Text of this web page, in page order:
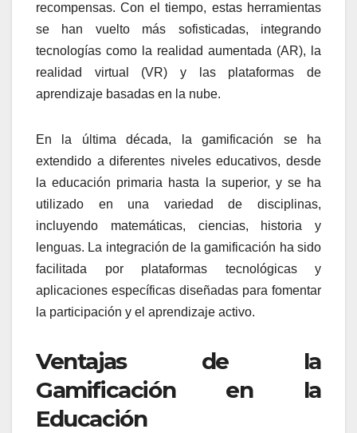
recompensas. Con el tiempo, estas herramientas
se han vuelto más sofisticadas, integrando
tecnologías como la realidad aumentada (AR), la
realidad virtual (VR) y las plataformas de
aprendizaje basadas en la nube.
En la última década, la gamificación se ha
extendido a diferentes niveles educativos, desde
la educación primaria hasta la superior, y se ha
utilizado en una variedad de disciplinas,
incluyendo matemáticas, ciencias, historia y
lenguas. La integración de la gamificación ha sido
facilitada por plataformas tecnológicas y
aplicaciones específicas diseñadas para fomentar
la participación y el aprendizaje activo.
Ventajas de la
Gamificación en la
Educación